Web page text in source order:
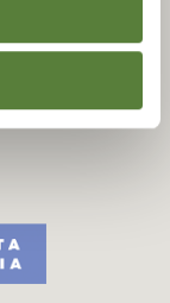
-lehden
Suomen